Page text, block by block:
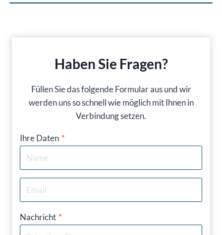
Haben Sie Fragen?
Füllen Sie das folgende Formular aus und wir
werden uns so schnell wie möglich mit Ihnen in
Verbindung setzen.
Ihre Daten *
Nachricht *